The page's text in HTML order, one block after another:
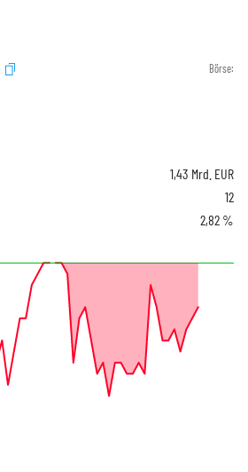
Börse:
1,43 Mrd. EUR
12
2,82 %